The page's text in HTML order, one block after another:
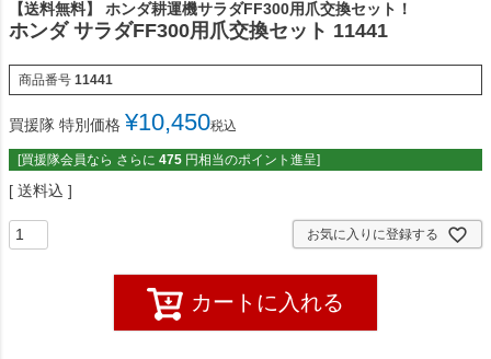
【送料無料】 ホンダ耕運機サラダFF300用爪交換セット！
ホンダ サラダFF300用爪交換セット 11441
商品番号 11441
買援隊 特別価格 ¥10,450税込
[買援隊会員なら さらに 475 円相当のポイント進呈]
送料込
お気に入りに登録する
カートに入れる